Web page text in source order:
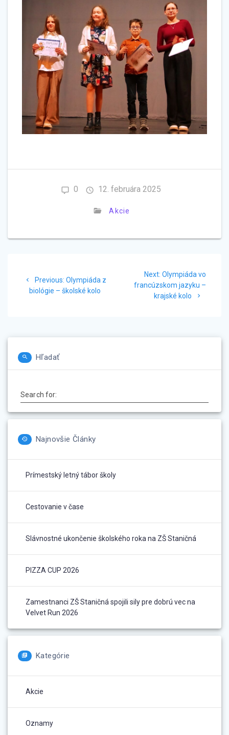
0 12. februára 2025
Akcie
Previous: Previous
post:
Olympiáda z
biológie – školské kolo
Next: Next
post:
Olympiáda vo
francúzskom jazyku –
krajské kolo
Hľadať
Search for:
Najnovšie Články
Prímestský letný tábor školy
Cestovanie v čase
Slávnostné ukončenie školského roka na ZŠ Staničná
PIZZA CUP 2026
Zamestnanci ZŠ Staničná spojili sily pre dobrú vec na
Velvet Run 2026
Kategórie
Akcie
Oznamy